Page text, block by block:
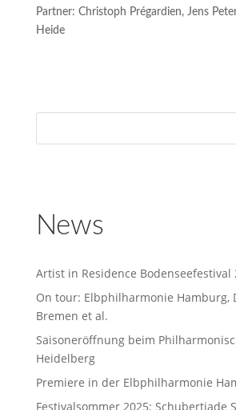
Partner: Christoph Prégardien, Jens
Heide
News
Artist in Residence Bodenseefestival
On tour: Elbphilharmonie Hamburg,
Bremen et al.
Saisoneröffnung beim
Heidelberg
Premiere in der Elbphilharmonie
Festivalsommer 2025: Schubertiade